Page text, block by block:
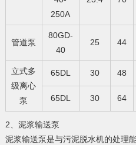
250A
管道泵
80GD-
40
25 44
立式多
级离心
泵
65DL 30 48
65DL 30 64
2、泥浆输送泵
泥浆输送泵是与污泥脱水机的处理